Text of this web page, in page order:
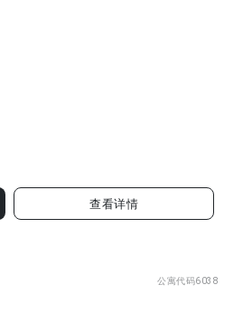
查看详情
公寓代码6038